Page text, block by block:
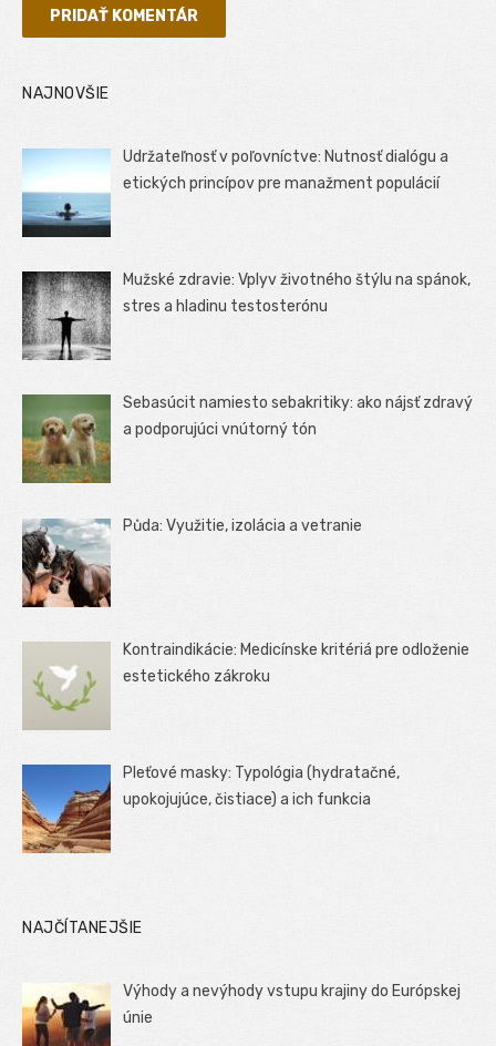
NAJNOVŠIE
Udržateľnosť v poľovníctve: Nutnosť dialógu a
etických princípov pre manažment populácií
Mužské zdravie: Vplyv životného štýlu na spánok,
stres a hladinu testosterónu
Sebasúcit namiesto sebakritiky: ako nájsť zdravý
a podporujúci vnútorný tón
Půda: Využitie, izolácia a vetranie
Kontraindikácie: Medicínske kritériá pre odloženie
estetického zákroku
Pleťové masky: Typológia (hydratačné,
upokojujúce, čistiace) a ich funkcia
NAJČÍTANEJŠIE
Výhody a nevýhody vstupu krajiny do Európskej
únie